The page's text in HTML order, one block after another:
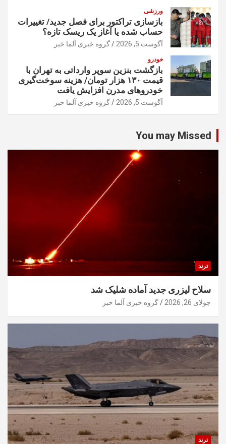
ورزشی
بازسازی تراکتور برای فصل جدید/ تغییرات
حساب شده یا آغاز یک ریسک تازه؟
آگوست 5, 2026 گروه خبری آلما خبر
خودرو
بازگشت بنزین سوپر وارداتی به تهران با
قیمت ۱۳۰ هزار تومان/ هزینه سوخت‌گیری
خودرو‌های مدرن افزایش یافت
آگوست 5, 2026 گروه خبری آلما خبر
You may Missed
ترند
سلاح لیزری جدید آماده شلیک شد
جولای 26, 2026 گروه خبری آلما خبر
ترند